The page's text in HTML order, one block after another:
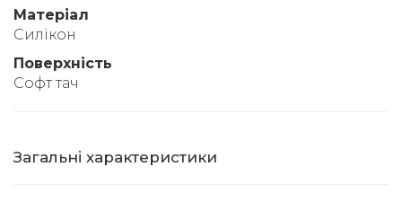
Матеріал
Силікон
Поверхність
Софт тач
Загальні характеристики